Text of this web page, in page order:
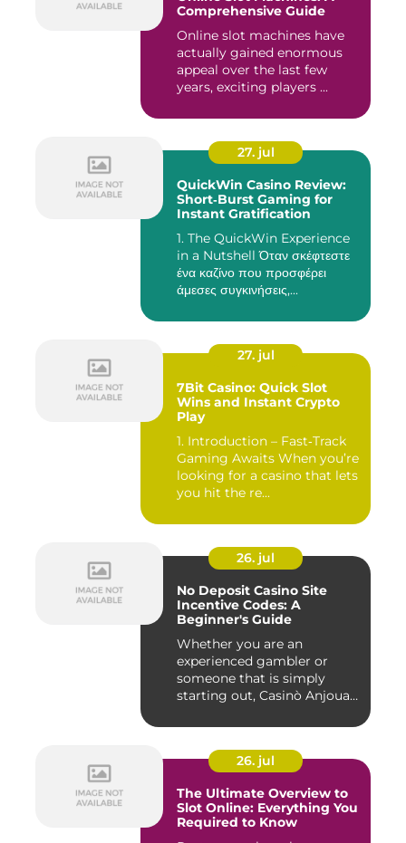
Comprehensive Guide
Online slot machines have
actually gained enormous
appeal over the last few
years, exciting players ...
27. jul
QuickWin Casino Review:
Short‑Burst Gaming for
Instant Gratification
1. The QuickWin Experience
in a Nutshell Όταν σκέφτεστε
ένα καζίνο που προσφέρει
άμεσες συγκινήσεις,...
27. jul
7Bit Casino: Quick Slot
Wins and Instant Crypto
Play
1. Introduction – Fast‑Track
Gaming Awaits When you’re
looking for a casino that lets
you hit the re...
26. jul
No Deposit Casino Site
Incentive Codes: A
Beginner's Guide
Whether you are an
experienced gambler or
someone that is simply
starting out, Casinò Anjouan
26. jul
The Ultimate Overview to
Slot Online: Everything You
Required to Know